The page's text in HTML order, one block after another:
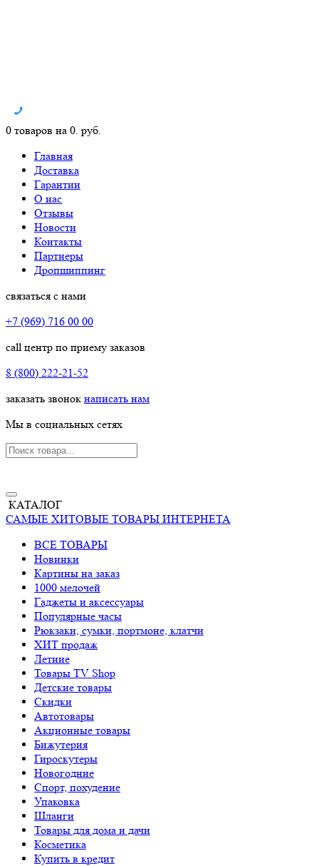
0 товаров на 0. руб.
Главная
Доставка
Гарантии
О нас
Отзывы
Новости
Контакты
Партнеры
Дропшиппинг
связаться с нами
+7 (969) 716 00 00
call центр по приему заказов
8 (800) 222-21-52
заказать звонок написать нам
Мы в социальных сетях
КАТАЛОГ
САМЫЕ ХИТОВЫЕ ТОВАРЫ ИНТЕРНЕТА
ВСЕ ТОВАРЫ
Новинки
Картины на заказ
1000 мелочей
Гаджеты и аксессуары
Популярные часы
Рюкзаки, сумки, портмоне, клатчи
ХИТ продаж
Летние
Товары TV Shop
Детские товары
Cкидки
Автотовары
Акционные товары
Бижутерия
Гироскутеры
Новогодние
Спорт, похудение
Упаковка
Шланги
Товары для дома и дачи
Косметика
Купить в кредит